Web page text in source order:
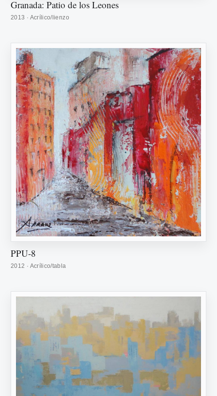
Granada: Patio de los Leones
2013 · Acrílico/lienzo
PPU-8
2012 · Acrílico/tabla